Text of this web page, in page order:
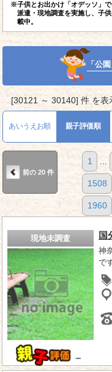
※子供とお出かけ「オデッソ」
派遣・現地調査を実施し、子
載中。
「公
[30121 ～ 30140] 件 を表
あいうえお順 親子評価順
前の 20 件
1 ...
1508
1960
現地未調査
－
国
神
で